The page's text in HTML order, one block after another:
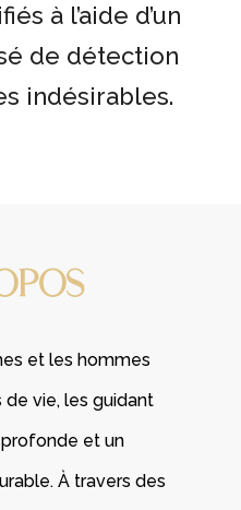
à l’aide d’un
de détection
indésirables.
et les hommes
vie, les guidant
et un
À travers des